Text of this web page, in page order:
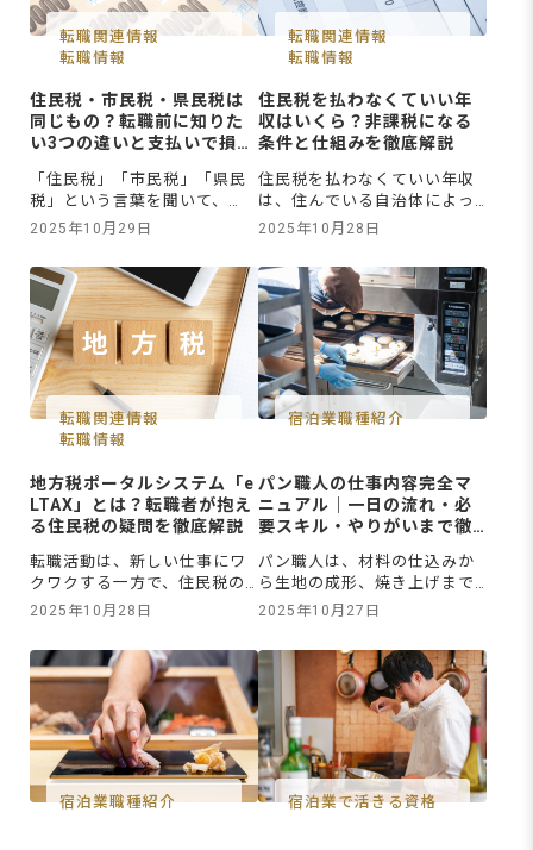
の施策を詳しく解説。さら
に、よくある失敗例や応用テ
クニ
ば、日本国民と同様に社会保
険加入しゃかいほけんかにゅ
うが義務と
転職関連情報
転職情報
住民税・市民税・県民税は
同じもの？転職前に知りた
い3つの違いと支払いで損を
「住民税」「市民税」「県民
税」という言葉を聞いて、
「それぞれ違うものなの？」
に感じていませんか？特に、
転職や退職を控えている方
は、「会社を辞めたら支払い
はどうなるんだろう？」と不
安を感じているかもしれませ
ん。これまでは給与から特別
徴収で自動的に引かれていた
税金が、自分で納付書を使っ
て手続きをす
2025年10月29日
転職関連情報
転職情報
住民税を払わなくていい年
収はいくら？非課税になる
条件と仕組みを徹底解説
住民税を払わなくていい年収
は、住んでいる自治体によっ
て異なるものの、単身の給与
ひとつの目安になっていま
す。また、住民税は前年の所
得に対して課税されるため、
年収を調整すれば非課税にす
ることも可能です。さらに現
在、大きな注目を集めている
のが、所得税の「103万円の
壁」を「178万円」へと引き
2025年10月28日
転職関連情報
転職情報
地方税ポータルシステム「e
LTAX」とは？転職者が抱え
る住民税の疑問を徹底解説
転職活動は、新しい仕事にワ
クワクする一方で、住民税の
手続きなど、面倒な事務処理
もいるかもしれません。特
に、地方税共同機構が関わる
手続きや電子申告と聞くと、
なんだか難しそうに感じると
いう方もいるでしょう。しか
し、転職時の住民税は、地方
税共同機構が運営する電子申
告システム「eLTAX（エルタ
2025年10月28日
宿泊業職種紹介
パン職人の仕事内容完全マ
ニュアル｜一日の流れ・必
要スキル・やりがいまで徹
パン職人は、材料の仕込みか
ら生地の成形、焼き上げまで
の製造業務を中心に、場合に
ども担当する専門職です。働
く環境や店舗の規模によって
業務内容は異なりますが、確
かな技術と知識が求められま
す。この記事では、パン職人
の仕事内容や一日の流れ、必
要なスキル・知識、やりが
い、キャリアパスまでを徹底
2025年10月27日
宿泊業職種紹介 宿泊業で活きる資格